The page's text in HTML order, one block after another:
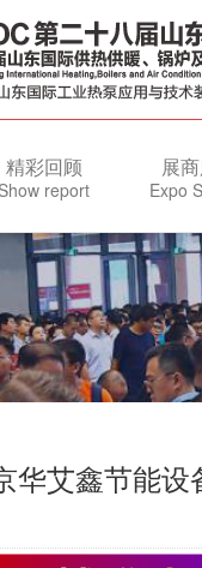
精彩回顾
Show report
展
Expo
华艾鑫节能